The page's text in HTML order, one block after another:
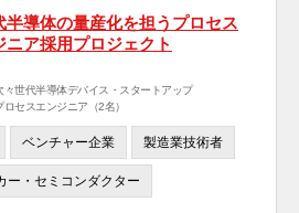
半導体の量産化を担うプロセス
ニア採用プロジェクト
々世代半導体デバイス・スタートアップ
ロセスエンジニア（2名）
ベンチャー企業 製造業技術者
ー・セミコンダクター